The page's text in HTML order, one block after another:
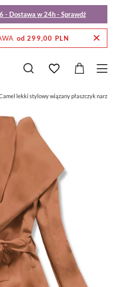
- Dostawa w 24h - Sprawdź
od 299,00 PLN
lekki stylowy wiązany płaszczyk